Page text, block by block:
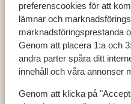
preferenscookies för att
lämnar och
marknadsföringsprestanda
Genom att placera 1:a och
andra parter spåra ditt
innehåll och våra annonser
Genom att klicka på